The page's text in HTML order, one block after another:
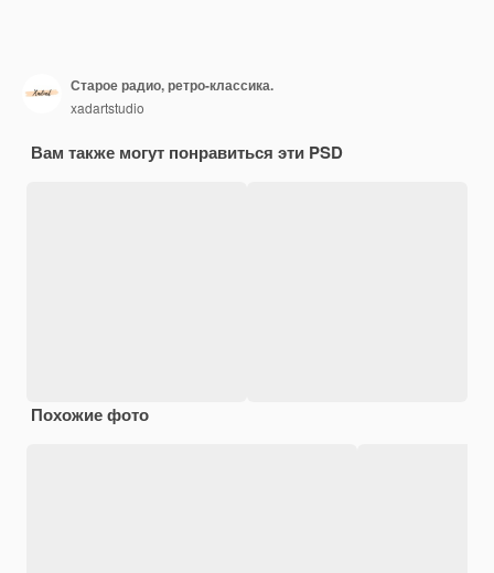
Старое радио, ретро-классика.
xadartstudio
Вам также могут понравиться эти PSD
Похожие фото